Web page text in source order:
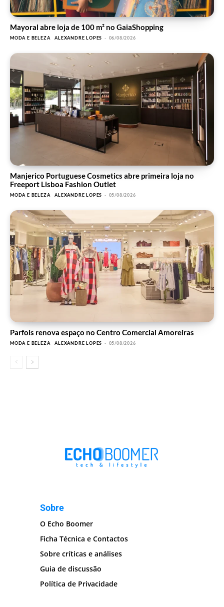
Mayoral abre loja de 100 m² no GaiaShopping
MODA E BELEZA ALEXANDRE LOPES - 06/08/2026
Manjerico Portuguese Cosmetics abre primeira loja no
Freeport Lisboa Fashion Outlet
MODA E BELEZA ALEXANDRE LOPES - 05/08/2026
Parfois renova espaço no Centro Comercial Amoreiras
MODA E BELEZA ALEXANDRE LOPES - 05/08/2026
Sobre
O Echo Boomer
Ficha Técnica e Contactos
Sobre críticas e análises
Guia de discussão
Política de Privacidade